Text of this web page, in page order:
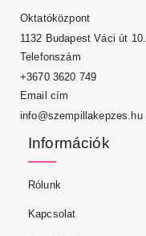
Oktatóközpont
1132 Budapest Váci út 10.
Telefonszám
+3670 3620 749
Email cím
info@szempillakepzes.hu
Információk
Rólunk
Kapcsolat